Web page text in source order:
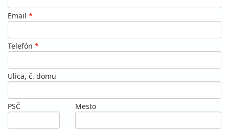
Email *
Telefón *
Ulica, č. domu
PSČ Mesto